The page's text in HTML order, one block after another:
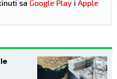
sa Google Play i Apple